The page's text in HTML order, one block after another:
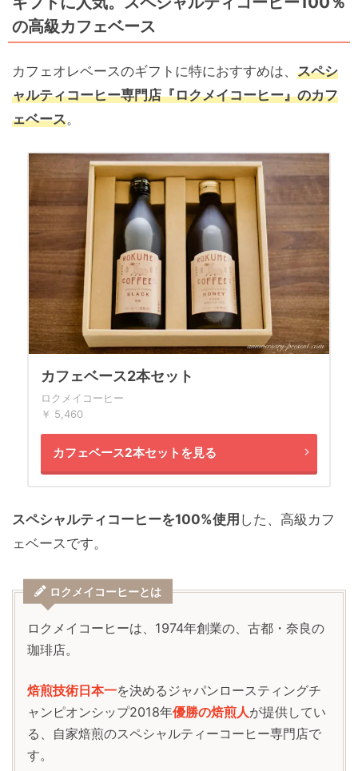
の高級カフェベース
カフェオレベースのギフトに特におすすめは、 スペシ
ャルティコーヒー専門店『ロクメイコーヒー』のカフ
ェベース。
カフェベース2本セット
ロクメイコーヒー
￥ 5,460
カフェベース2本セットを見る
スペシャルティコーヒーを100%使用 した、高級カフ
ェベースです。
ロクメイコーヒーとは
ロクメイコーヒーは、1974年創業の、古都・奈良の
珈琲店。
焙煎技術日本一を決めるジャパンロースティングチ
ャンピオンシップ2018年優勝の焙煎人が提供してい
る、自家焙煎のスペシャルティーコーヒー専門店で
す。